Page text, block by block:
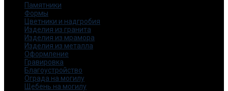
Памятники
Формы
Цветники и надгробия
Изделия из гранита
Изделия из мрамора
Изделия из металла
Оформление
Гравировка
Благоустройство
Ограда на могилу
Щебень на могилу